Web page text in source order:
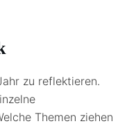
zu reflektieren.
Themen ziehen